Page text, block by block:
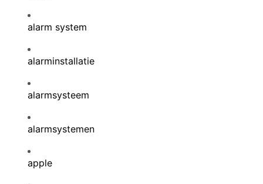
alarm system
alarminstallatie
alarmsysteem
alarmsystemen
apple